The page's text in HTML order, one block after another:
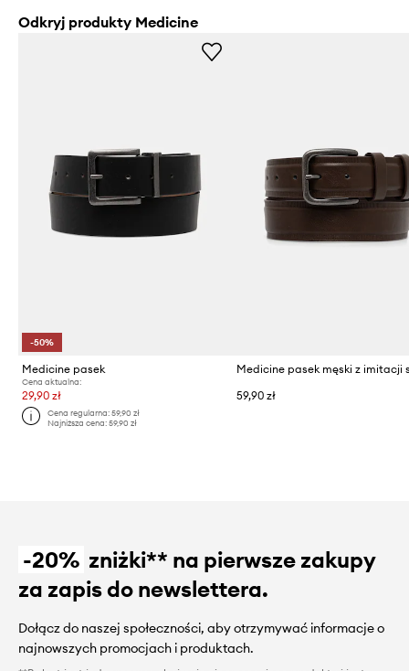
Odkryj produkty Medicine
-50%
Medicine pasek
Cena aktualna:
29,90 zł
Cena regularna:59,90 zł
Najniższa cena:59,90 zł
Medicine pasek męski z imitacji
59,90 zł
-20% zniżki** na pierwsze zakupy
za zapis do newslettera.
Dołącz do naszej społeczności, aby otrzymywać informacje o
najnowszych promocjach i produktach.